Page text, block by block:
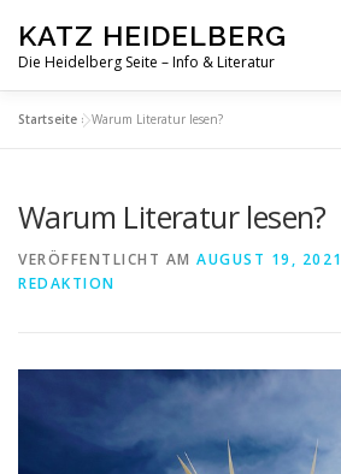
Inhalt
springen
KATZ HEIDELBERG
Die Heidelberg Seite – Info & Literatur
Startseite »Warum Literatur lesen?
Warum Literatur lesen?
VERÖFFENTLICHT AM AUGUST 19, 2021
REDAKTION